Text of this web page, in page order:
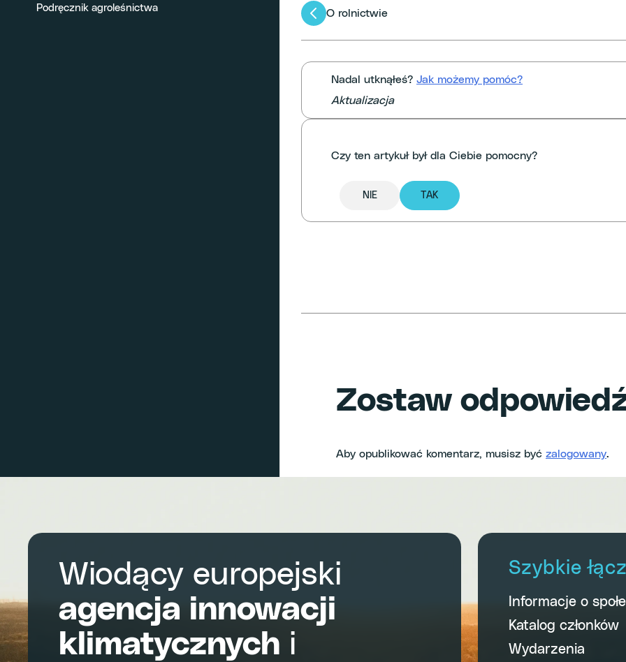
Podręcznik agroleśnictwa
Nawigacja
po
artykułach
O rolnictwie
Nadal utknąłeś? Jak możemy pomóc?
Aktualizacja
Czy ten artykuł był dla Ciebie pomocny?
NIE TAK
Zostaw
Aby opublikować komentarz, musisz być zalogowany.
Wiodący europejski
agencja innowacji
klimatycznych i
Szybkie
Informacje o
Katalog członków
Wydarzenia